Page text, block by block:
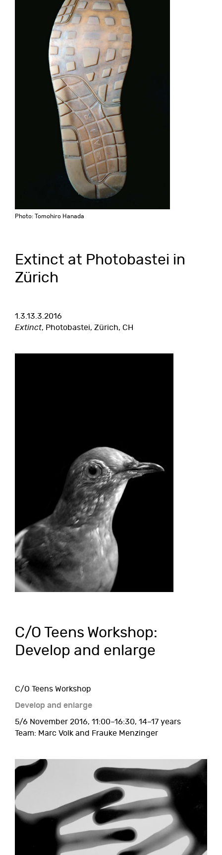
Photo: Tomohiro Hanada
Extinct at Photobastei in
Zürich
1.3.13.3.2016
Extinct, Photobastei, Zürich, CH
C/O Teens Workshop:
Develop and enlarge
C/O Teens Workshop
Develop and enlarge
5/6 November 2016, 11:00–16:30, 14–17 years
Team: Marc Volk and Frauke Menzinger